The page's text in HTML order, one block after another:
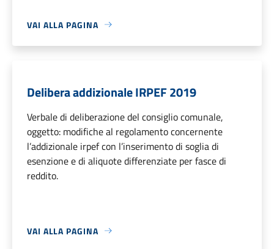
VAI ALLA PAGINA
Delibera addizionale IRPEF 2019
Verbale di deliberazione del consiglio comunale,
oggetto: modifiche al regolamento concernente
l’addizionale irpef con l’inserimento di soglia di
esenzione e di aliquote differenziate per fasce di
reddito.
VAI ALLA PAGINA